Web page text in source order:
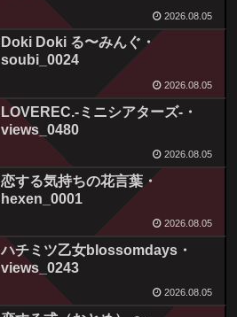
2026.08.05
Doki Doki る〜みんぐ・
soubi_0024
2026.08.05
LOVEREC.-ミニシアターズ-・
views_0480
2026.08.05
恋する気持ちの花言葉・
hexen_0001
2026.08.05
ハチミツ乙女blossomdays・
views_0243
2026.08.05